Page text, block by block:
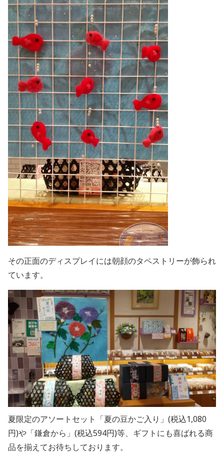
その正面のディスプレイには朝顔のタペストリーが飾られ
ています。
夏限定のアソートセット「夏の豆かご入り」(税込1,080
円)や「鎌倉から」(税込594円)等、ギフトにも喜ばれる商
品を揃えてお待ちしております。